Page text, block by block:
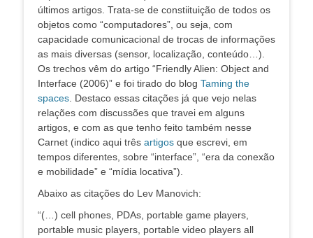
últimos artigos. Trata-se de constiituição de todos os
objetos como “computadores”, ou seja, com
capacidade comunicacional de trocas de informações
as mais diversas (sensor, localização, conteúdo…).
Os trechos vêm do artigo “Friendly Alien: Object and
Interface (2006)” e foi tirado do blog Taming the
spaces. Destaco essas citações já que vejo nelas
relações com discussões que travei em alguns
artigos, e com as que tenho feito também nesse
Carnet (indico aqui três artigos que escrevi, em
tempos diferentes, sobre “interface”, “era da conexão
e mobilidade” e “mídia locativa”).
Abaixo as citações do Lev Manovich:
“(…) cell phones, PDAs, portable game players,
portable music players, portable video players all